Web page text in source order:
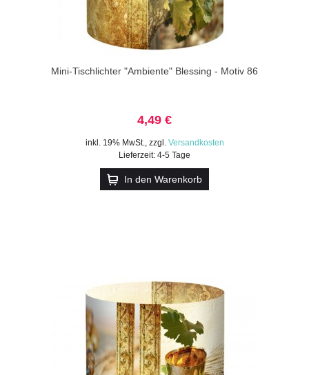
Mini-Tischlichter "Ambiente" Blessing - Motiv 86
4,49 €
inkl. 19% MwSt., zzgl. Versandkosten
Lieferzeit: 4-5 Tage
In den Warenkorb